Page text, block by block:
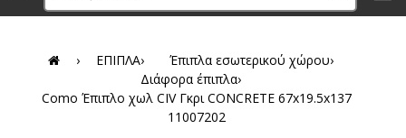
› ΕΠΙΠΛΑ› Έπιπλα εσωτερικού χώρου›
Διάφορα έπιπλα›
Como Έπιπλο χωλ CIV Γκρι CONCRETE 67x19.5x137
11007202